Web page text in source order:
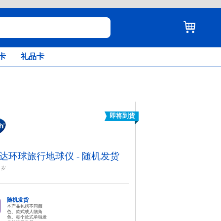
礼品卡
即将到货
环球旅行地球仪 - 随机发货
岁
随机发货
本产品包括不同颜
色、款式或人物角
色。每个款式单独发